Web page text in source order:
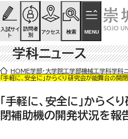
ページの先頭です
ページ内を移動するためのリンク
本文(c)へ
入試サイ
ト
訪問者
別
アクセス 検索 MENU
ここから本文です。
学科ニュース
HOME学部・大学院工学部機械工学科学科
「手軽に、安全に」からくり研究会が能舞台の
「手軽に、安全に」からく
閉補助機の開発状況を報